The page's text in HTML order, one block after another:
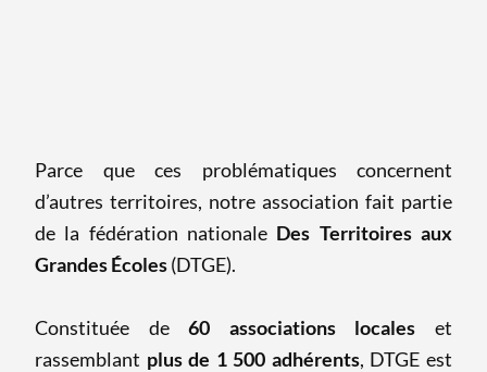
Parce que ces problématiques concernent
d’autres territoires, notre association fait partie
de la fédération nationale Des Territoires aux
Grandes Écoles(DTGE).
Constituée de60 associations locales et
rassemblant plus de 1 500 adhérents, DTGE est